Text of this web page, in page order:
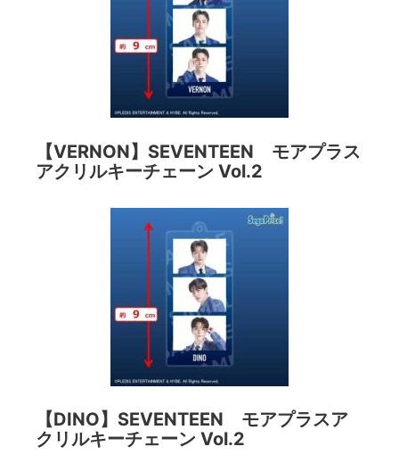
【VERNON】SEVENTEEN モアプラス
アクリルキーチェーン Vol.2
【DINO】SEVENTEEN モアプラスア
クリルキーチェーン Vol.2